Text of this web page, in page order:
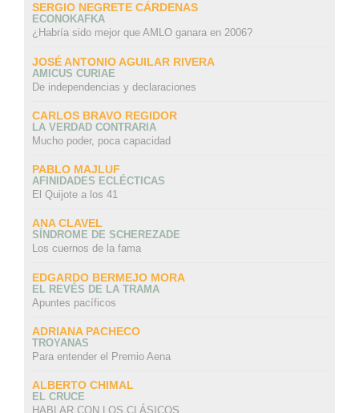
SERGIO NEGRETE CÁRDENAS
ECONOKAFKA
¿Habría sido mejor que AMLO ganara en 2006?
JOSÉ ANTONIO AGUILAR RIVERA
AMICUS CURIAE
De independencias y declaraciones
CARLOS BRAVO REGIDOR
LA VERDAD CONTRARIA
Mucho poder, poca capacidad
PABLO MAJLUF
AFINIDADES ECLÉCTICAS
El Quijote a los 41
ANA CLAVEL
SÍNDROME DE SCHEREZADE
Los cuernos de la fama
EDGARDO BERMEJO MORA
EL REVÉS DE LA TRAMA
Apuntes pacíficos
ADRIANA PACHECO
TROYANAS
Para entender el Premio Aena
ALBERTO CHIMAL
EL CRUCE
HABLAR CON LOS CLÁSICOS